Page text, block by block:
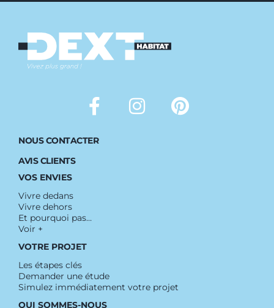
NOUS CONTACTER
AVIS CLIENTS
VOS ENVIES
Vivre dedans
Vivre dehors
Et pourquoi pas…
Voir +
VOTRE PROJET
Les étapes clés
Demander une étude
Simulez immédiatement votre projet
QUI SOMMES-NOUS